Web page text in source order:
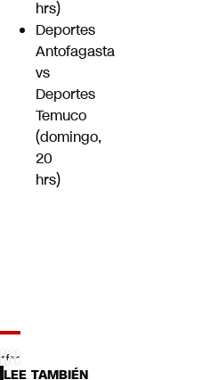
hrs)
Deportes
Antofagasta
vs
Deportes
Temuco
(domingo,
20
hrs)
LEE TAMBIÉN